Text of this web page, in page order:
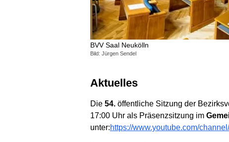
BVV Saal Neukölln
Bild: Jürgen Sendel
Aktuelles
Die 54. öffentliche Sitzung der
17:00 Uhr als Präsenzsitzung im
unter:https://www.youtube.com/